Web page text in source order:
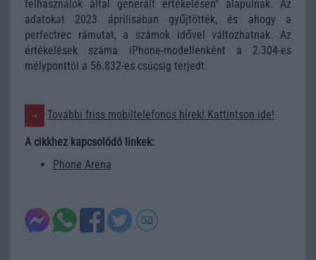
felhasználók által generált értékelésen" alapulnak. Az
adatokat 2023 áprilisában gyűjtötték, és ahogy a
perfectrec rámutat, a számok idővel változhatnak. Az
értékelések száma iPhone-modellenként a 2.304-es
mélyponttól a 56.832-es csúcsig terjedt.
További friss mobiltelefonos hírek! Kattintson ide!
A cikkhez kapcsolódó linkek:
Phone Arena